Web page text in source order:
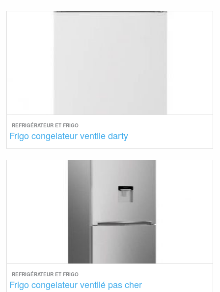
REFRIGÉRATEUR ET FRIGO
Frigo congelateur ventile darty
REFRIGÉRATEUR ET FRIGO
Frigo congelateur ventilé pas cher